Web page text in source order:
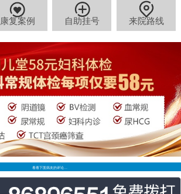
康复案例 自助挂号 来院路线
看看下面病友的评论…